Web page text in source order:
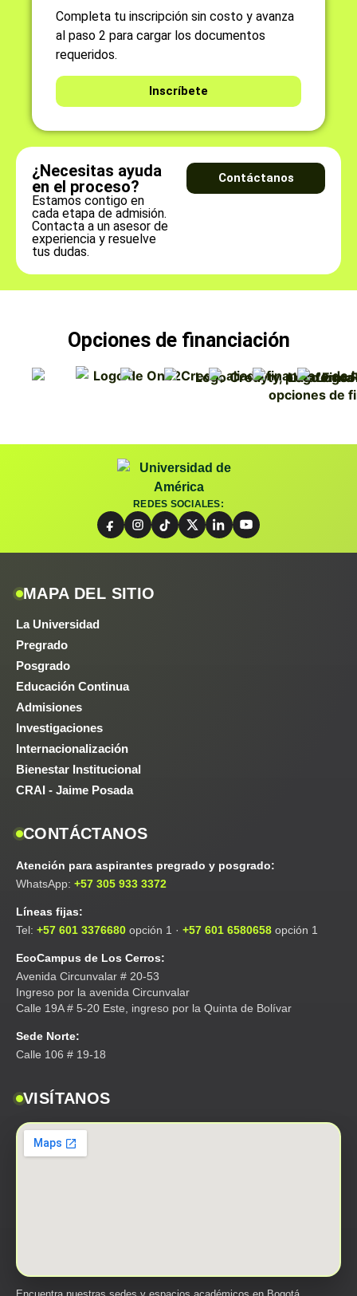
Completa tu inscripción sin costo y avanza
al paso 2 para cargar los documentos
requeridos.
Inscríbete
¿Necesitas ayuda
en el proceso?
Estamos contigo en
cada etapa de admisión.
Contacta a un asesor de
experiencia y resuelve
tus dudas.
Contáctanos
Opciones de financiación
REDES SOCIALES:
MAPA DEL SITIO
La Universidad
Pregrado
Posgrado
Educación Continua
Admisiones
Investigaciones
Internacionalización
Bienestar Institucional
CRAI - Jaime Posada
CONTÁCTANOS
Atención para aspirantes pregrado y posgrado:
WhatsApp: +57 305 933 3372
Líneas fijas:
Tel: +57 601 3376680 opción 1 · +57 601 6580658 opción 1
EcoCampus de Los Cerros:
Avenida Circunvalar # 20-53
Ingreso por la avenida Circunvalar
Calle 19A # 5-20 Este, ingreso por la Quinta de Bolívar
Sede Norte:
Calle 106 # 19-18
VISÍTANOS